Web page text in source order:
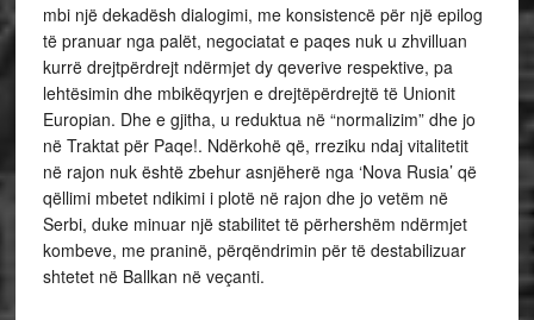
mbi një dekadësh dialogimi, me konsistencë për një epilog
të pranuar nga palët, negociatat e paqes nuk u zhvilluan
kurrë drejtpërdrejt ndërmjet dy qeverive respektive, pa
lehtësimin dhe mbikëqyrjen e drejtëpërdrejtë të Unionit
Europian. Dhe e gjitha, u reduktua në “normalizim” dhe jo
në Traktat për Paqe!. Ndërkohë që, rreziku ndaj vitalitetit
në rajon nuk është zbehur asnjëherë nga ‘Nova Rusia’ që
qëllimi mbetet ndikimi i plotë në rajon dhe jo vetëm në
Serbi, duke minuar një stabilitet të përhershëm ndërmjet
kombeve, me praninë, përqëndrimin për të destabilizuar
shtetet në Ballkan në veçanti.